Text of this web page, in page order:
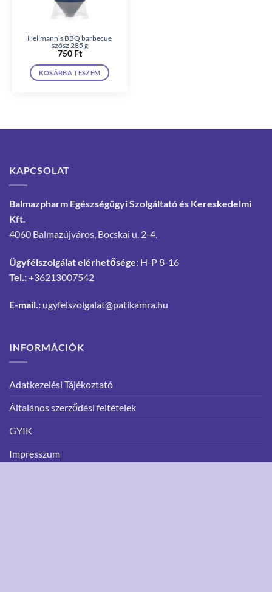
Hellmann’s BBQ barbecue
szósz 285 g
750 Ft
KOSÁRBA TESZEM
KAPCSOLAT
Balmazpharm Egészségügyi Szolgáltató és Kereskedelmi
Kft.
4060 Balmazújváros, Bocskai u. 2-4.
Ügyfélszolgálat elérhetősége: H-P 8-16
Tel.:+36213007542
E-mail.: ugyfelszolgalat@patikamra.hu
INFORMÁCIÓK
Adatkezelési Tájékoztató
Általános szerződési feltételek
GYIK
Impresszum